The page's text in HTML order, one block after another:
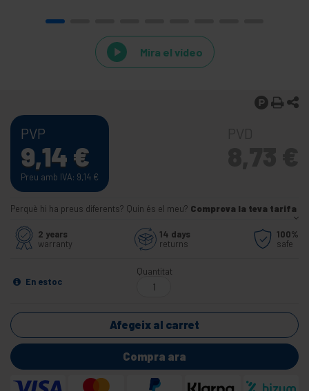
Mira el vídeo
PVP
9,14 €
Preu amb IVA: 9,14 €
Perquè hi ha preus diferents? Quin és el meu? Comprova la teva tarifa
2 years
warranty
14 days
returns
100%
safe
En estoc
Quantitat
Afegeix al carret
Compra ara